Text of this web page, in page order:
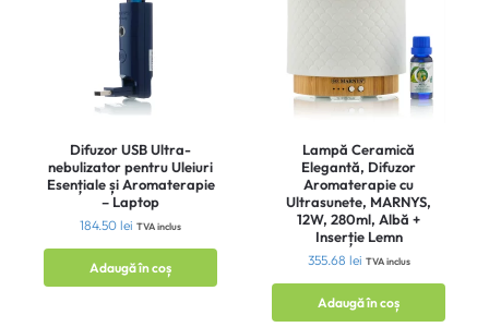
Difuzor USB Ultra-
nebulizator pentru Uleiuri
Esențiale și Aromaterapie
– Laptop
184.50 lei TVA inclus
Adaugă în coș
Lampă Ceramică
Elegantă, Difuzor
Aromaterapie cu
Ultrasunete, MARNYS,
12W, 280ml, Albă +
Inserție Lemn
355.68 lei TVA inclus
Adaugă în coș